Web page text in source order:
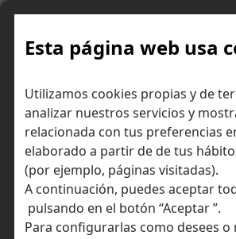
Esta página web usa
Utilizamos cookies propias y de
analizar nuestros servicios y
relacionada con tus preferencias
elaborado a partir de de tus
(por ejemplo, páginas visitadas).
A continuación, puedes aceptar
pulsando en el botón “Aceptar ”.
Para configurarlas como desees o
Skip
El Blog de
Bank